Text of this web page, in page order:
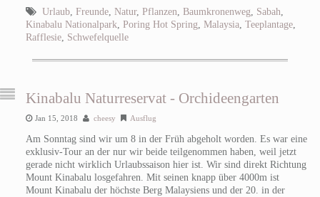
Urlaub, Freunde, Natur, Pflanzen, Baumkronenweg, Sabah,
Kinabalu Nationalpark, Poring Hot Spring, Malaysia, Teeplantage,
Rafflesie, Schwefelquelle
Kinabalu Naturreservat - Orchideengarten
Jan 15, 2018 cheesy Ausflug
Am Sonntag sind wir um 8 in der Früh abgeholt worden. Es war eine
exklusiv-Tour an der nur wir beide teilgenommen haben, weil jetzt
gerade nicht wirklich Urlaubssaison hier ist. Wir sind direkt Richtung
Mount Kinabalu losgefahren. Mit seinen knapp über 4000m ist
Mount Kinabalu der höchste Berg Malaysiens und der 20. in der